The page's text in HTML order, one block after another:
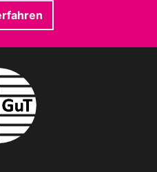
FÜR GESTALTUNG